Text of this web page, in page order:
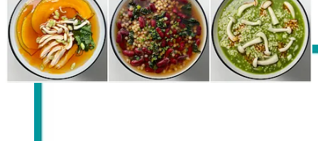
unas pelotillas de carne y panceta que alimentan solo con mirarlas.
Receta